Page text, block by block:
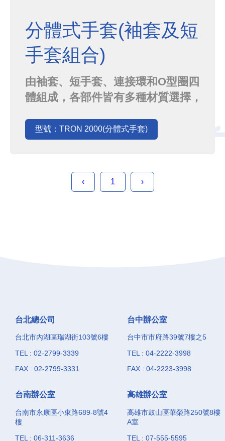
分體式手套(袖套及短
手套組合)
由袖套、短手套、連接環和O型圈四
體組成，各部件皆有多種材質選擇，
格較低廉的短手套更換，不需因為一
點意外整隻手套替換，為您的製程與
型號：TRON 2000(分體式手套)
‹ 1 ›
台北總公司
台北市內湖區瑞湖街103號6樓
TEL : 02-2799-3339
FAX : 02-2799-3331
台中辦公室
台中市市府路39號7樓之5
TEL : 04-2222-3998
FAX : 04-2223-3998
台南辦公室
台南市永康區小東路689-8號4
樓
TEL : 06-311-3636
高雄辦公室
高雄市鼓山區華榮路250號8樓
A室
TEL : 07-555-5595